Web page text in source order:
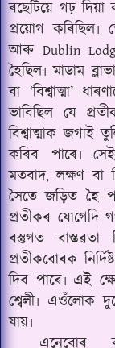
ৰছেটিয়ে গঢ়
প্ৰয়োগ কৰিছিল৷
আৰুDublin
হৈছিল৷ মাডাম
বা ‘বিশ্বাত্মা’
ভাবিছিল যে
বিশ্বাত্মাক জগাই
কৰিব পাৰে৷
মতবাদ,লক্ষণ বা
সৈতে জড়িত হৈ
প্ৰতীকৰ যোগেদি
বস্তুগত
প্ৰতীকবোৰক
দিব পাৰে৷ এই
শ্বেলী৷ এওঁলোক
যায়৷
এনেবোৰ